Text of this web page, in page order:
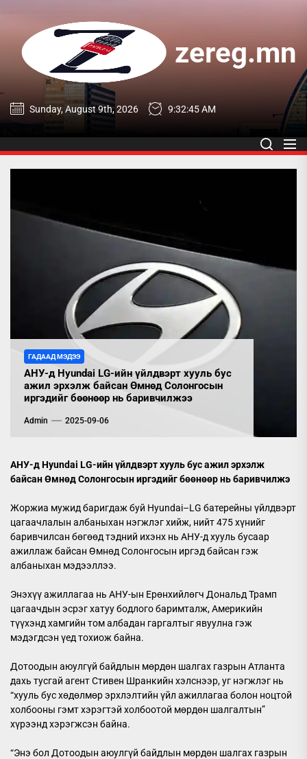
content
zereg.mn
zereg.mn
Sunday, August 9th, 2026 9:32:46 AM
ГАДААД МЭДЭЭ
АНУ-д Hyundai LG-ийн үйлдвэрт хууль бус
ажил эрхэлж байсан Өмнөд Солонгосын
иргэдийг бөөнөөр нь баривчилжээ
Admin 2025-09-06
АНУ-д Hyundai LG-ийн үйлдвэрт хууль бус ажил эрхэлж
байсан Өмнөд Солонгосын иргэдийг бөөнөөр нь баривчилжэ
Жоржиа мужид баригдаж буй Hyundai–LG батерейны үйлдвэрт
цагаачлалын албаныхан нэгжлэг хийж, нийт 475 хүнийг
баривчилсан бөгөөд тэдний ихэнх нь АНУ-д хууль бусаар
ажиллаж байсан Өмнөд Солонгосын иргэд байсан гэж
албаныхан мэдээллээ.
Энэхүү ажиллагаа нь АНУ-ын Ерөнхийлөгч Дональд Трамп
цагаачдын эсрэг хатуу бодлого баримталж, Америкийн
түүхэнд хамгийн том албадан гаргалтыг явуулна гэж
мэдэгдсэн үед тохиож байна.
Дотоодын аюулгүй байдлын мөрдөн шалгах газрын Атланта
дахь тусгай агент Стивен Шранкийн хэлснээр, уг нэгжлэг нь
“хууль бус хөдөлмөр эрхлэлтийн үйл ажиллагаа болон ноцтой
холбооны гэмт хэрэгтэй холбоотой мөрдөн шалгалтын”
хүрээнд хэрэгжсэн байна.
“Энэ бол Дотоодын аюулгүй байдлын мөрдөн шалгах газрын